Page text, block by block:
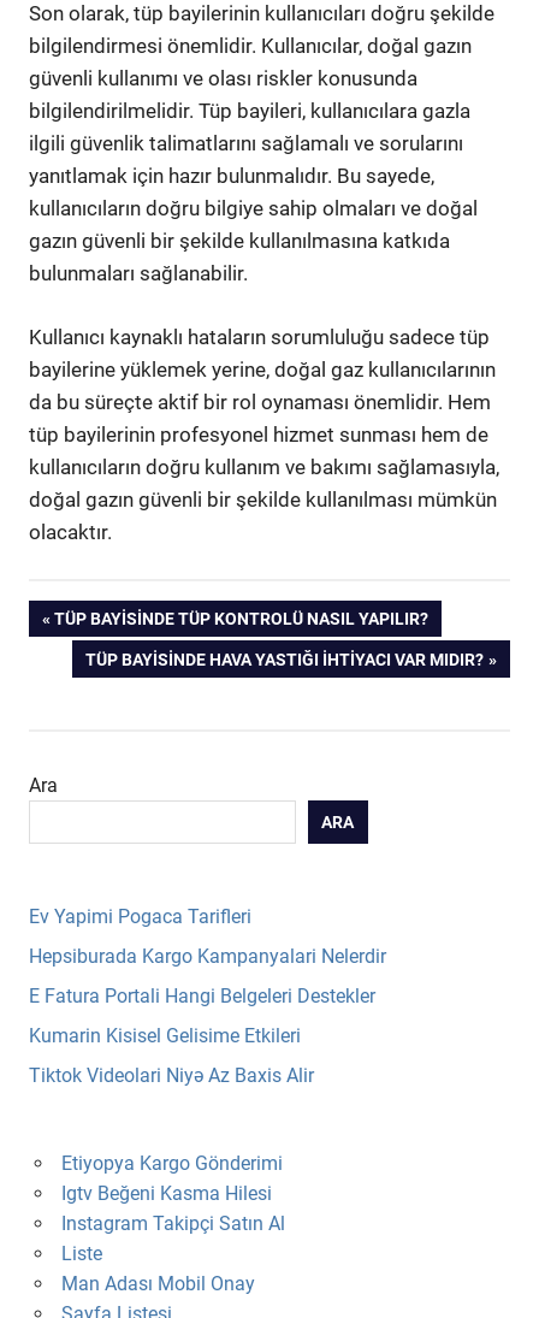
Son olarak, tüp bayilerinin kullanıcıları doğru şekilde
bilgilendirmesi önemlidir. Kullanıcılar, doğal gazın
güvenli kullanımı ve olası riskler konusunda
bilgilendirilmelidir. Tüp bayileri, kullanıcılara gazla
ilgili güvenlik talimatlarını sağlamalı ve sorularını
yanıtlamak için hazır bulunmalıdır. Bu sayede,
kullanıcıların doğru bilgiye sahip olmaları ve doğal
gazın güvenli bir şekilde kullanılmasına katkıda
bulunmaları sağlanabilir.
Kullanıcı kaynaklı hataların sorumluluğu sadece tüp
bayilerine yüklemek yerine, doğal gaz kullanıcılarının
da bu süreçte aktif bir rol oynaması önemlidir. Hem
tüp bayilerinin profesyonel hizmet sunması hem de
kullanıcıların doğru kullanım ve bakımı sağlamasıyla,
doğal gazın güvenli bir şekilde kullanılması mümkün
olacaktır.
Yazı
gezinmesi
PREVIOUS
POST:
TÜP BAYISINDE TÜP KONTROLÜ NASIL YAPILIR?
NEXT
POST:
TÜP BAYISINDE HAVA YASTIĞI İHTIYACI VAR MIDIR?
Ara
ARA
Ev Yapimi Pogaca Tarifleri
Hepsiburada Kargo Kampanyalari Nelerdir
E Fatura Portali Hangi Belgeleri Destekler
Kumarin Kisisel Gelisime Etkileri
Tiktok Videolari Niyə Az Baxis Alir
Etiyopya Kargo Gönderimi
Igtv Beğeni Kasma Hilesi
Instagram Takipçi Satın Al
Liste
Man Adası Mobil Onay